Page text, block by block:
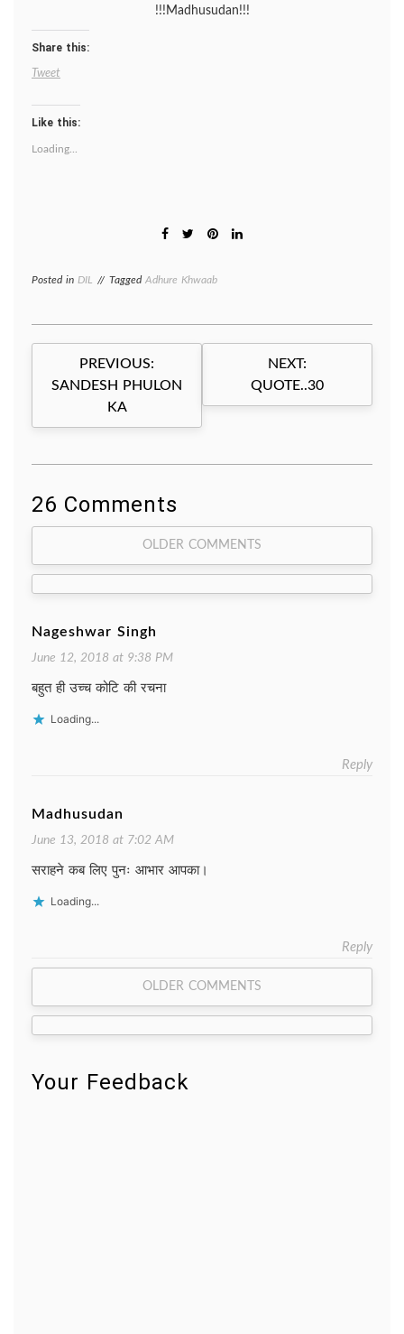
!!!Madhusudan!!!
Share this:
Tweet
Like this:
Loading...
Posted in DIL Tagged Adhure Khwaab
Post
navigation
PREVIOUS:
SANDESH PHULON
KA
NEXT:
QUOTE..30
26 Comments
Comment
navigation
OLDER COMMENTS
Nageshwar Singh
June 12, 2018 at 9:38 PM
बहुत ही उच्च कोटि की रचना
Loading...
Reply
Madhusudan
June 13, 2018 at 7:02 AM
सराहने कब लिए पुनः आभार आपका।
Loading...
Reply
Comment
navigation
OLDER COMMENTS
Your Feedback